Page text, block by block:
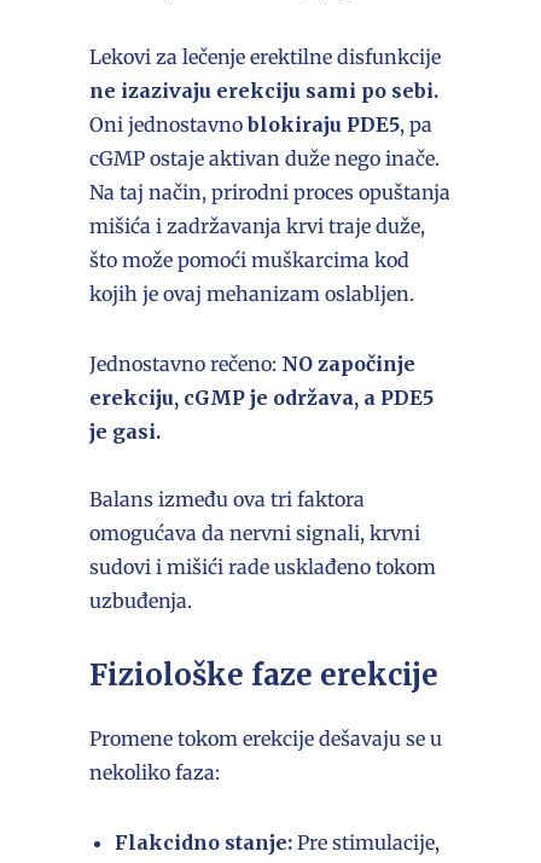
Lekovi za lečenje erektilne disfunkcije
ne izazivaju erekciju sami po sebi.
Oni jednostavnoblokiraju PDE5, pa
cGMP ostaje aktivan duže nego inače.
Na taj način, prirodni proces opuštanja
mišića i zadržavanja krvi traje duže,
što može pomoći muškarcima kod
kojih je ovaj mehanizam oslabljen.
Jednostavno rečeno: NO započinje
erekciju, cGMP je održava, a PDE5
je gasi.
Balans između ova tri faktora
omogućava da nervni signali, krvni
sudovi i mišići rade usklađeno tokom
uzbuđenja.
Fiziološke faze erekcije
Promene tokom erekcije dešavaju se u
nekoliko faza:
Flakcidno stanje:Pre stimulacije,